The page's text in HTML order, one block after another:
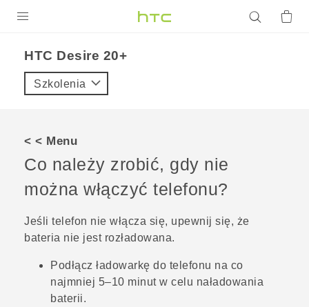
VIVE
VIVERSE
POMOC TECHNICZNA
Urządzenia i akcesoria HTC
HTC Desire 20+‎
Szkolenia
< < Menu
Co należy zrobić, gdy nie
można włączyć telefonu?
Jeśli telefon nie włącza się, upewnij się, że
bateria nie jest rozładowana.
Podłącz ładowarkę do telefonu na co
najmniej 5–10 minut w celu naładowania
baterii.